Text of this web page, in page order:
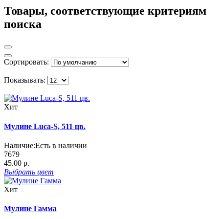
Товары, соответствующие критериям
поиска
Сортировать:
Показывать:
Хит
Мулине Luca-S, 511 цв.
Наличие:Есть в наличии
7679
45.00 р.
Выбрать цвет
Хит
Мулине Гамма